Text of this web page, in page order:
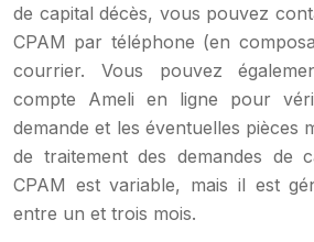
de capital décès, vous pouvez
CPAM par téléphone (en
courrier. Vous pouvez
compte Ameli en ligne pour
demande et les éventuelles pièces
de traitement des demandes de
CPAM est variable, mais il est
entre un et trois mois.